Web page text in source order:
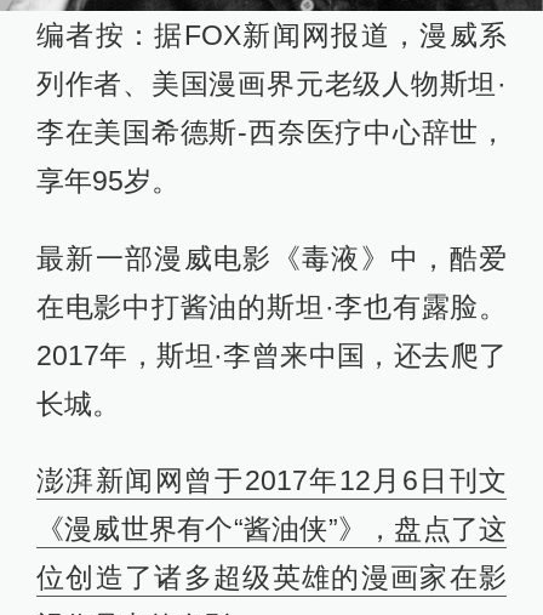
编者按：据FOX新闻网报道，漫威系
列作者、美国漫画界元老级人物斯坦·
李在美国希德斯-西奈医疗中心辞世，
享年95岁。
最新一部漫威电影《毒液》中，酷爱
在电影中打酱油的斯坦·李也有露脸。
2017年，斯坦·李曾来中国，还去爬了
长城。
澎湃新闻网曾于2017年12月6日刊文
《漫威世界有个“酱油侠”》，盘点了这
位创造了诸多超级英雄的漫画家在影